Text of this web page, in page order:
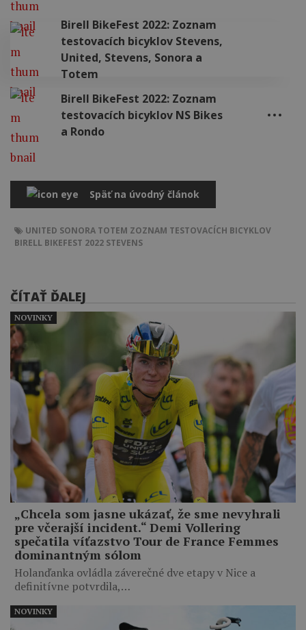
Birell BikeFest 2022: Zoznam
testovacích bicyklov Stevens,
United, Stevens, Sonora a
Totem
Birell BikeFest 2022: Zoznam
testovacích bicyklov NS Bikes
a Rondo
Späť na úvodný článok
UNITED SONORA TOTEM ZOZNAM TESTOVACÍCH BICYKLOV
BIRELL BIKEFEST 2022 STEVENS
ČÍTAŤ ĎALEJ
„Chcela som jasne ukázať, že sme nevyhrali
pre včerajší incident.“ Demi Vollering
spečatila víťazstvo Tour de France Femmes
dominantným sólom
Holanďanka ovládla záverečné dve etapy v Nice a
definitívne potvrdila,…
NOVINKY
NOVINKY